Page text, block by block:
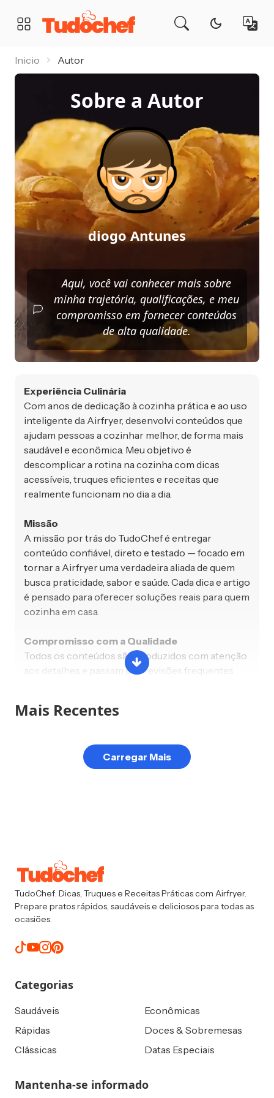
TudoChef
Inicio Autor
Sobre a Autor
diogo Antunes
Aqui, você vai conhecer mais sobre
minha trajetória, qualificações, e meu
compromisso em fornecer conteúdos
de alta qualidade.
Experiência Culinária
Com anos de dedicação à cozinha prática e ao uso
inteligente da Airfryer, desenvolvi conteúdos que
ajudam pessoas a cozinhar melhor, de forma mais
saudável e econômica. Meu objetivo é
descomplicar a rotina na cozinha com dicas
acessíveis, truques eficientes e receitas que
realmente funcionam no dia a dia.
Missão
A missão por trás do TudoChef é entregar
conteúdo confiável, direto e testado — focado em
tornar a Airfryer uma verdadeira aliada de quem
busca praticidade, sabor e saúde. Cada dica e artigo
é pensado para oferecer soluções reais para quem
cozinha em casa.
Compromisso com a Qualidade
Todos os conteúdos são produzidos com atenção
aos detalhes e passam por revisões frequentes
culinárias.
Conexão com a Comunidade
Também colaboro com outros criadores de
Mais Recentes
Carregar Mais
TudoChef: Dicas, Truques e Receitas Práticas com Airfryer.
Prepare pratos rápidos, saudáveis e deliciosos para todas as
ocasiões.
Categorias
Saudáveis
Econômicas
Rápidas
Doces & Sobremesas
Clássicas
Datas Especiais
Mantenha-se informado